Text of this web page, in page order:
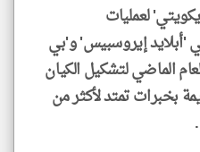
لعمليات
'أبلايد إيروسبيس' و'بي
الماضي لتشكيل الكيان
بخبرات تمتد لأكثر من